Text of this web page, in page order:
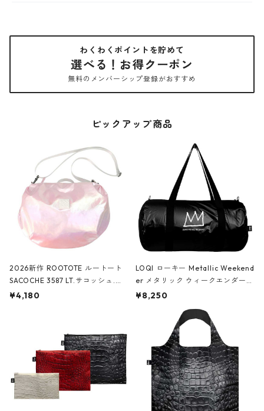
わくわくポイントを貯めて
選べる！お得クーポン
無料のメンバーシップ登録がおすすめ
ピックアップ商品
2026新作 ROOTOTE ルートート
SACOCHE 3587 LT.サコッシュ.ル
ミエ-B ショルダーバッグ グロスピ
¥4,180
LOQI ローキー Metallic Weekend
er メタリック ウィークエンダー
ボストンバッグ ショルダーバッグ
Black ジャン=ミッシェル・バスキ
ア/クラウン ブラック
¥8,250